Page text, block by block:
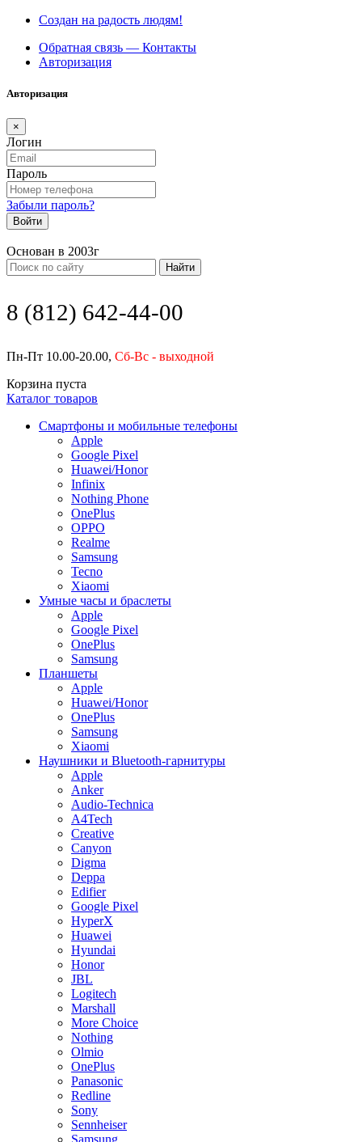
Создан на радость людям!
Обратная связь — Контакты
Авторизация
Авторизация
×
Логин
Пароль
Забыли пароль?
Войти
Основан в 2003г
Найти
8 (812) 642-44-00
Пн-Пт 10.00-20.00, Сб-Вс - выходной
Корзина пуста
Каталог товаров
Смартфоны и мобильные телефоны
Apple
Google Pixel
Huawei/Honor
Infinix
Nothing Phone
OnePlus
OPPO
Realme
Samsung
Tecno
Xiaomi
Умные часы и браслеты
Apple
Google Pixel
OnePlus
Samsung
Планшеты
Apple
Huawei/Honor
OnePlus
Samsung
Xiaomi
Наушники и Bluetooth-гарнитуры
Apple
Anker
Audio-Technica
A4Tech
Creative
Canyon
Digma
Deppa
Edifier
Google Pixel
HyperX
Huawei
Hyundai
Honor
JBL
Logitech
Marshall
More Choice
Nothing
Olmio
OnePlus
Panasonic
Redline
Sony
Sennheiser